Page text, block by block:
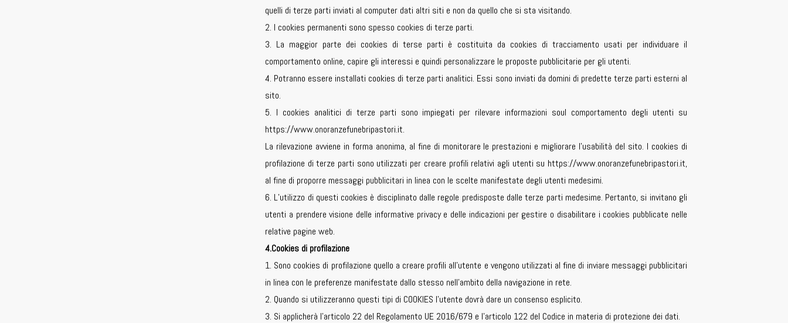
quelli di terze parti inviati al computer dati altri siti e non da quello che si sta visitando.
2. I cookies permanenti sono spesso cookies di terze parti.
3. La maggior parte dei cookies di terse parti è costituita da cookies di tracciamento usati per individuare il
comportamento online, capire gli interessi e quindi personalizzare le proposte pubblicitarie per gli utenti.
4. Potranno essere installati cookies di terze parti analitici. Essi sono inviati da domini di predette terze parti esterni al
sito.
5. I cookies analitici di terze parti sono impiegati per rilevare informazioni soul comportamento degli utenti su
https://www.onoranzefunebripastori.it.
La rilevazione avviene in forma anonima, al fine di monitorare le prestazioni e migliorare l’usabilità del sito. I cookies di
profilazione di terze parti sono utilizzati per creare profili relativi agli utenti su https://www.onoranzefunebripastori.it,
al fine di proporre messaggi pubblicitari in linea con le scelte manifestate degli utenti medesimi.
6. L’utilizzo di questi cookies è disciplinato dalle regole predisposte dalle terze parti medesime. Pertanto, si invitano gli
utenti a prendere visione delle informative privacy e delle indicazioni per gestire o disabilitare i cookies pubblicate nelle
relative pagine web.
4.Cookies di profilazione
1. Sono cookies di profilazione quello a creare profili all’utente e vengono utilizzati al fine di inviare messaggi pubblicitari
in linea con le preferenze manifestate dallo stesso nell’ambito della navigazione in rete.
2. Quando si utilizzeranno questi tipi di COOKIES l’utente dovrà dare un consenso esplicito.
3. Si applicherà l’articolo 22 del Regolamento UE 2016/679 e l’articolo 122 del Codice in materia di protezione dei dati.